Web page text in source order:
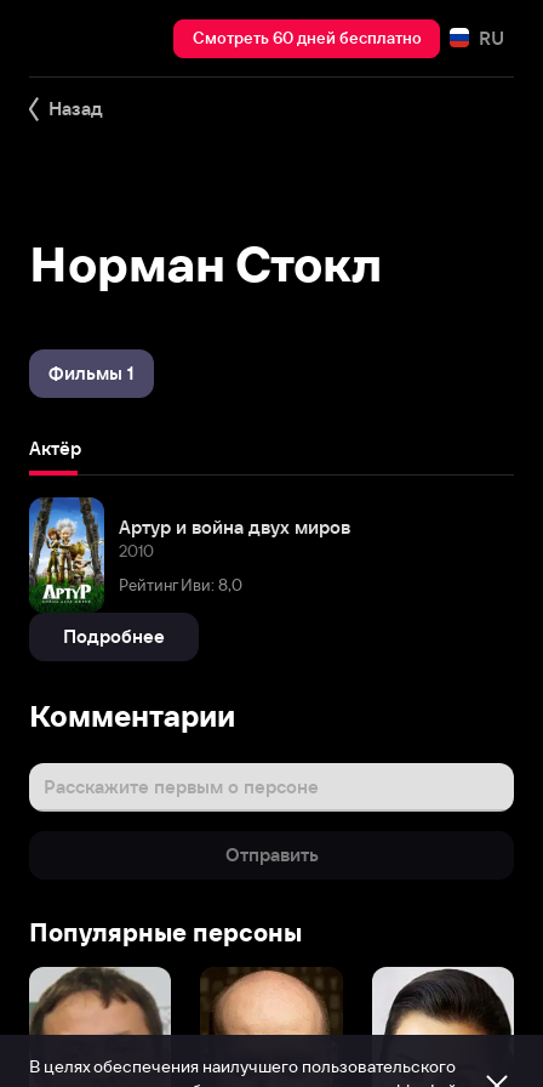
Смотреть 60 дней бесплатно RU
Назад
Норман Стокл
Фильмы 1
Актёр
Артур и война двух миров
2010
Рейтинг Иви: 8,0
Подробнее
Комментарии
Расскажите первым о персоне
Отправить
Популярные персоны
В целях обеспечения наилучшего пользовательского